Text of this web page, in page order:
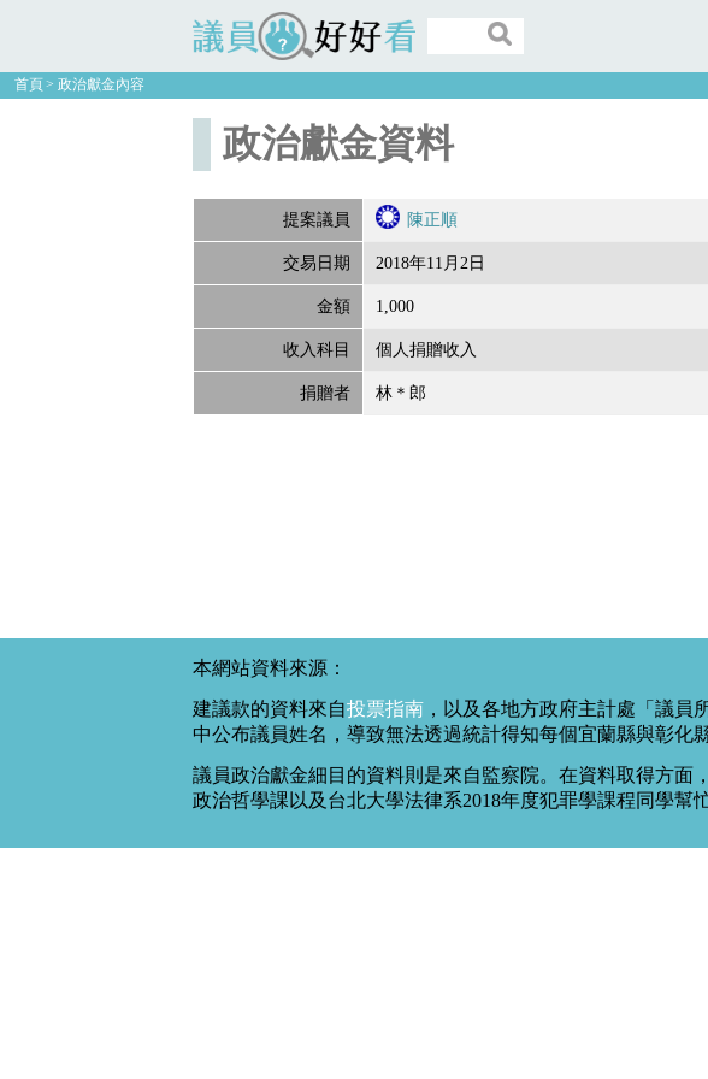
議員好好看
首頁 政治獻金內容
政治獻金資料
提案議員 陳正順
交易日期 2018年11月2日
金額 1,000
收入科目 個人捐贈收入
捐贈者 林＊郎
本網站資料來源：
建議款的資料來自投票指南 ，以及各地方政府主計處「議
中公布議員姓名，導致無法透過統計得知每個宜蘭縣與彰化
議員政治獻金細目的資料則是來自監察院。在資料取得方面
政治哲學課以及台北大學法律系2018年度犯罪學課程同學幫